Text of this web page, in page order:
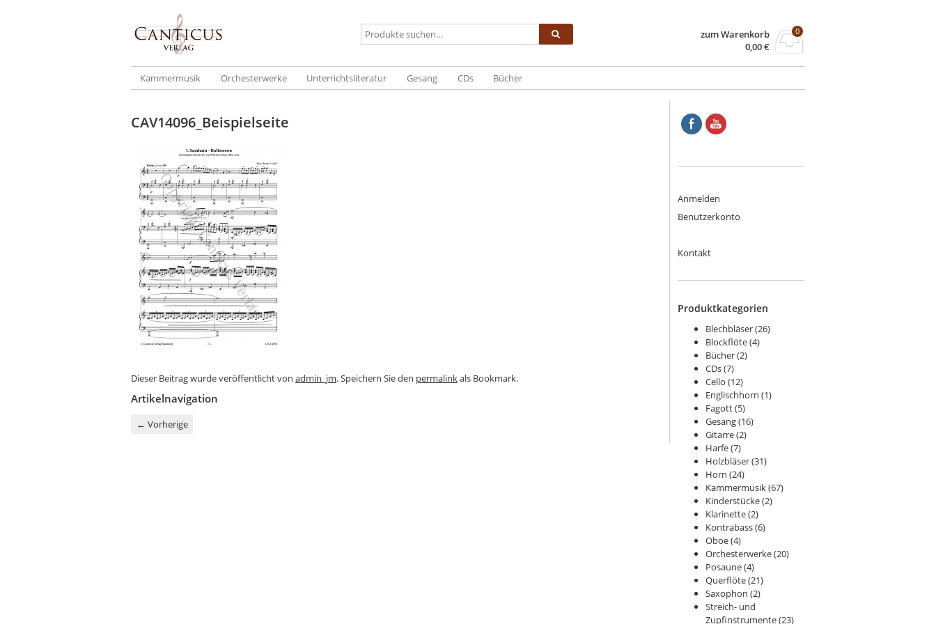
zum Warenkorb
0,00€
0
Kammermusik Orchesterwerke Unterrichtsliteratur Gesang CDs Bücher
CAV14096_Beispielseite
Dieser Beitrag wurde veröffentlicht von admin_jm. Speichern Sie den permalinkals Bookmark.
Artikelnavigation
← Vorherige
Anmelden
Benutzerkonto
Kontakt
Produktkategorien
Blechbläser(26)
Blockflöte(4)
Bücher(2)
CDs(7)
Cello (12)
Englischhorn (1)
Fagott(5)
Gesang(16)
Gitarre(2)
Harfe(7)
Holzbläser(31)
Horn (24)
Kammermusik(67)
Kinderstücke(2)
Klarinette(2)
Kontrabass(6)
Oboe(4)
Orchesterwerke(20)
Posaune(4)
Querflöte(21)
Saxophon (2)
Streich- und
Zupfinstrumente(23)